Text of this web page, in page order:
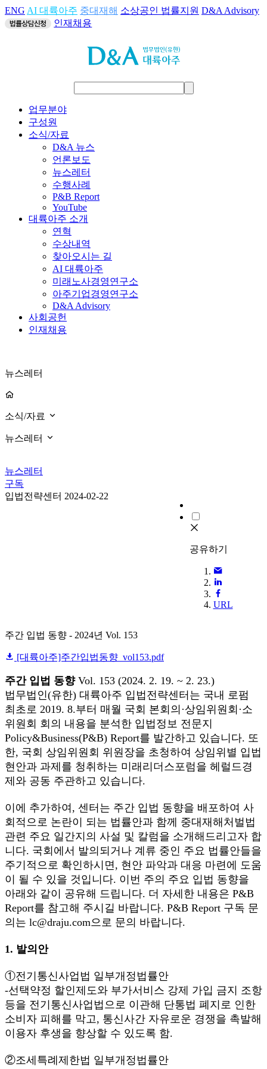
ENG AI 대륙아주 중대재해 소상공인 법률지원 D&A Advisory
인재채용
업무분야
구성원
소식/자료
D&A 뉴스
언론보도
뉴스레터
수행사례
P&B Report
YouTube
대륙아주 소개
연혁
수상내역
찾아오시는 길
AI 대륙아주
미래노사경영연구소
아주기업경영연구소
D&A Advisory
사회공헌
인재채용
뉴스레터
소식/자료
뉴스레터
뉴스레터
구독
입법전략센터 2024-02-22
공유하기
URL
주간 입법 동향 - 2024년 Vol. 153
[대륙아주]주간입법동향_vol153.pdf
주간 입법 동향 Vol. 153 (2024. 2. 19. ~ 2. 23.)
법무법인(유한) 대륙아주 입법전략센터는 국내 로펌
최초로 2019. 8.부터 매월 국회 본회의·상임위원회·소
위원회 회의 내용을 분석한 입법정보 전문지
Policy&Business(P&B) Report를 발간하고 있습니다. 또
한, 국회 상임위원회 위원장을 초청하여 상임위별 입법
현안과 과제를 청취하는 미래리더스포럼을 헤럴드경
제와 공동 주관하고 있습니다.
이에 추가하여, 센터는 주간 입법 동향을 배포하여 사
회적으로 논란이 되는 법률안과 함께 중대재해처벌법
관련 주요 일간지의 사설 및 칼럼을 소개해드리고자 합
니다. 국회에서 발의되거나 계류 중인 주요 법률안들을
주기적으로 확인하시면, 현안 파악과 대응 마련에 도움
이 될 수 있을 것입니다. 이번 주의 주요 입법 동향을
아래와 같이 공유해 드립니다. 더 자세한 내용은 P&B
Report를 참고해 주시길 바랍니다. P&B Report 구독 문
의는 lc@draju.com으로 문의 바랍니다.
1. 발의안
①전기통신사업법 일부개정법률안
-선택약정 할인제도와 부가서비스 강제 가입 금지 조항
등을 전기통신사업법으로 이관해 단통법 폐지로 인한
소비자 피해를 막고, 통신사간 자유로운 경쟁을 촉발해
이용자 후생을 향상할 수 있도록 함.
②조세특례제한법 일부개정법률안